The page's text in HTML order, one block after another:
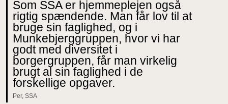
Som SSA er hjemmeplejen også
rigtig spændende. Man får lov til at
bruge sin faglighed, og i
Munkebjerggruppen, hvor vi har
godt med diversitet i
borgergruppen, får man virkelig
brugt al sin faglighed i de
forskellige opgaver.
Per, SSA